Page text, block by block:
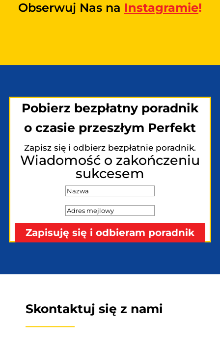
Obserwuj Nas na Instagramie!
Pobierz bezpłatny poradnik
o czasie przeszłym Perfekt
Zapisz się i odbierz bezpłatnie poradnik.
Wiadomość o zakończeniu
sukcesem
Zapisuję się i odbieram poradnik
Skontaktuj się z nami